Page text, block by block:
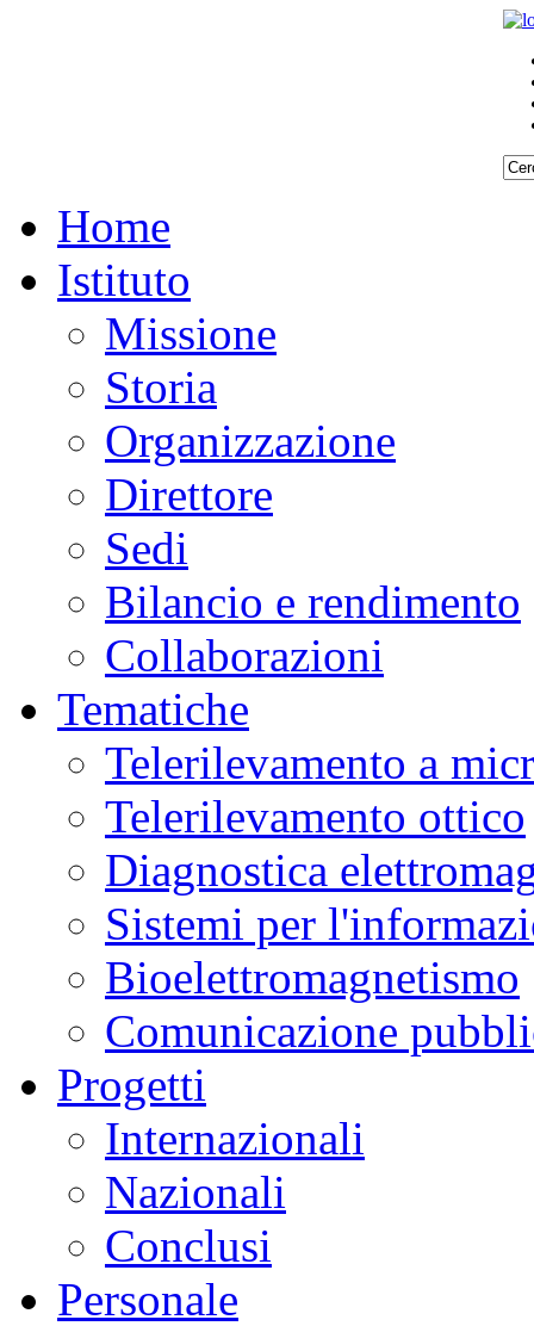
Home
Istituto
Missione
Storia
Organizzazione
Direttore
Sedi
Bilancio e rendimento
Collaborazioni
Tematiche
Telerilevamento a
Telerilevamento ottico
Diagnostica
Sistemi per
Bioelettromagnetismo
Comunicazione
Progetti
Internazionali
Nazionali
Conclusi
Personale